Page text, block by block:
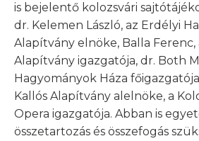
is bejelentő kolozsvári
dr. Kelemen László, az Erdélyi
Alapítvány elnöke, Balla Ferenc,
Alapítvány igazgatója, dr. Both
Hagyományok Háza
Kallós Alapítvány alelnöke, a
Opera igazgatója. Abban is
összetartozás és összefogás